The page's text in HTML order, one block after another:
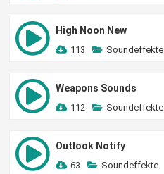
High Noon New
113 Soundeffekte
Weapons Sounds
112 Soundeffekte
Outlook Notify
63 Soundeffekte